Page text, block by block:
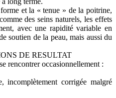
et la « tenue » de la poitrine,
des seins naturels, les effets
avec une rapidité variable en
soutien de la peau, mais aussi du
DE RESULTAT
rencontrer occasionnellement :
incomplètement corrigée malgré